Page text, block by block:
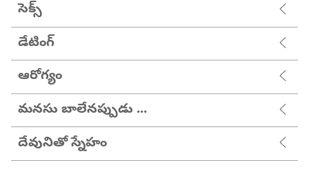
సెక్స్
డేటింగ్
ఆరోగ్యం
మనసు బాలేనప్పుడు ...
దేవునితో స్నేహం